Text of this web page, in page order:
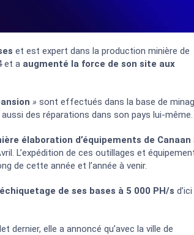
et est expert dans la production minière de
et a augmenté la force de son site aux
» sont effectués dans la base de
des réparations dans son pays lui-même.
élaboration d’équipements de Canaan
L’expédition de ces outillages et
de cette année et l’année à venir.
de ses bases à 5 000 PH/s
dernier, elle a annoncé qu’avec la ville de